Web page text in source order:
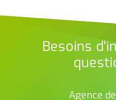
Besoins
Agence